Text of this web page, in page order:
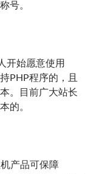
号。
开始愿意使用
PHP程序的，且
。目前广大站长
的。
产品可保障